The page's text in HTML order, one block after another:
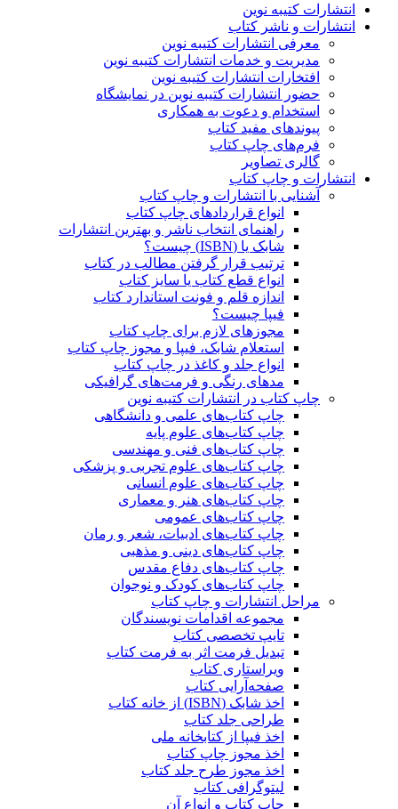
انتشارات کتیبه نوین
انتشارات و ناشر کتاب
معرفی انتشارات کتیبه نوین
مدیریت و خدمات انتشارات کتیبه نوین
افتخارات انتشارات کتیبه نوین
حضور انتشارات کتیبه نوین در نمایشگاه‌
استخدام و دعوت به همکاری
پیوندهای مفید کتاب
فرم‌های چاپ کتاب
گالری تصاویر
انتشارات و چاپ کتاب
آشنایی با انتشارات و چاپ کتاب
انواع قراردادهای چاپ کتاب
راهنمای انتخاب ناشر و بهترین انتشارات
شابک یا (ISBN) چیست؟
ترتیب قرار گرفتن مطالب در کتاب
انواع قطع کتاب یا سایز کتاب
اندازه قلم و فونت استاندارد کتاب
فیپا چیست؟
مجوزهای لازم برای چاپ کتاب
استعلام شابک، فیپا و مجوز چاپ کتاب
انواع جلد و کاغذ در چاپ کتاب
مدهای رنگی و فرمت‌های گرافیکی
چاپ کتاب در انتشارات کتیبه نوین
چاپ کتاب‌های علمی و دانشگاهی
چاپ کتاب‌های علوم پایه
چاپ کتاب‌های فنی و مهندسی
چاپ کتاب‌های علوم تجربی و پزشکی
چاپ کتاب‌های علوم انسانی
چاپ کتاب‌های هنر و معماری
چاپ کتاب‌های عمومی
چاپ کتاب‌های ادبیات، شعر و رمان
چاپ کتاب‌های دینی و مذهبی
چاپ کتاب‌های دفاع مقدس
چاپ کتاب‌های کودک و نوجوان
مراحل انتشارات و چاپ کتاب
مجموعه اقدامات نویسندگان
تایپ تخصصی کتاب
تبدیل فرمت اثر به فرمت کتاب
ویراستاری کتاب
صفحه‌آرایی کتاب
اخذ شابک (ISBN) از خانه کتاب
طراحی جلد کتاب
اخذ فیپا از کتابخانه ملی
اخذ مجوز چاپ کتاب
اخذ مجوز طرح جلد کتاب
لیتوگرافی کتاب
چاپ کتاب و انواع آن